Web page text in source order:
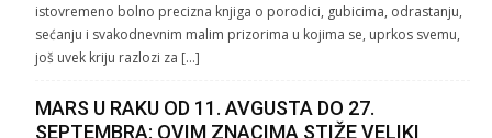
istovremeno bolno precizna knjiga o porodici, gubicima, odrastanju,
sećanju i svakodnevnim malim prizorima u kojima se, uprkos svemu,
još uvek kriju razlozi za […]
MARS U RAKU OD 11. AVGUSTA DO 27.
SEPTEMBRA: OVIM ZNACIMA STIŽE VELIKI